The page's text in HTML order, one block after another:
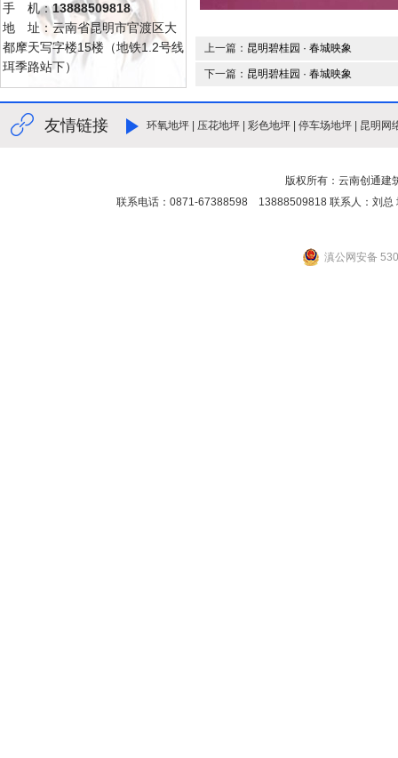
手 机：13888509818
地 址：云南省昆明市官渡区大
都摩天写字楼15楼（地铁1.2号线
珥季路站下）
上一篇： 昆明碧桂园 · 春城映象
下一篇： 昆明碧桂园 · 春城映象
友情链接 环氧地坪 压花地坪 彩色地坪 停车场地坪 昆明网
版权所有：云南创通建
联系电话：0871-67388598 13888509818 联系人：刘总
滇公网安备